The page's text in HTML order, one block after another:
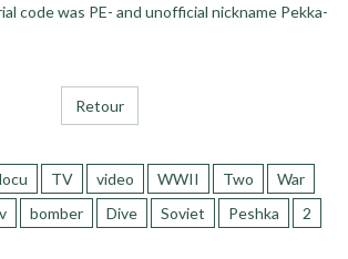
code was PE- and unofficial nickname Pekka-
Retour
TV video WWII Two
War
bomber Dive Soviet Peshka
2